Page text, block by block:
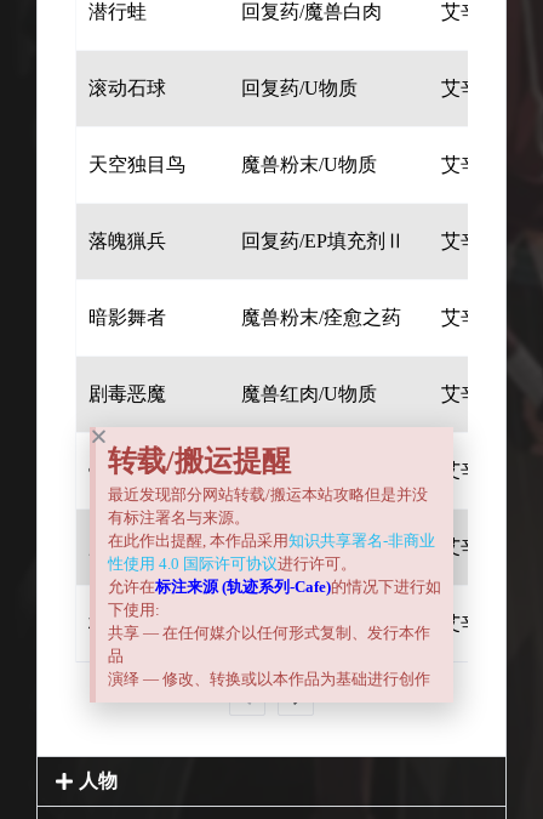
潜行蛙 回复药/魔兽白肉 艾辛格特山
滚动石球 回复药/U物质 艾辛格特山
天空独目鸟 魔兽粉末/U物质 艾辛格特山
落魄猟兵 回复药/EP填充剂Ⅱ 艾辛格特山
暗影舞者 魔兽粉末/痊愈之药 艾辛格特山
剧毒恶魔 魔兽红肉/U物质 艾辛格特山
钢铁魔像 魔兽之壳/U物质 艾辛格特
魔煌兵原乡种 -/- 艾辛格特
林顿邦姆 -/- 艾辛格特
人物
转载/搬运提醒
最近发现部分网站转载/搬运本站攻略但是并没
有标注署名与来源。
在此作出提醒, 本作品采用知识共享署名-非商业
性使用 4.0 国际许可协议进行许可。
允许在标注来源 (轨迹系列-Cafe)的情况下进行如
下使用:
共享 — 在任何媒介以任何形式复制、发行本作
品
演绎 — 修改、转换或以本作品为基础进行创作